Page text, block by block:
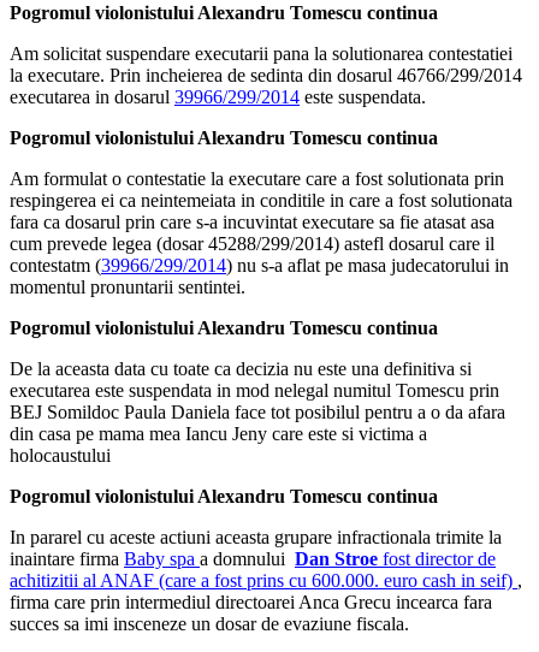
Pogromul violonistului Alexandru Tomescu continua
Am solicitat suspendare executarii pana la solutionarea contestatiei
la executare. Prin incheierea de sedinta din dosarul 46766/299/2014
executarea in dosarul 39966/299/2014 este suspendata.
Pogromul violonistului Alexandru Tomescu continua
Am formulat o contestatie la executare care a fost solutionata prin
respingerea ei ca neintemeiata in conditile in care a fost solutionata
fara ca dosarul prin care s-a incuvintat executare sa fie atasat asa
cum prevede legea (dosar 45288/299/2014) astefl dosarul care il
contestatm (39966/299/2014) nu s-a aflat pe masa judecatorului in
momentul pronuntarii sentintei.
Pogromul violonistului Alexandru Tomescu continua
De la aceasta data cu toate ca decizia nu este una definitiva si
executarea este suspendata in mod nelegal numitul Tomescu prin
BEJ Somildoc Paula Daniela face tot posibilul pentru a o da afara
din casa pe mama mea Iancu Jeny care este si victima a
holocaustului
Pogromul violonistului Alexandru Tomescu continua
In pararel cu aceste actiuni aceasta grupare infractionala trimite la
inaintare firma Baby spa a domnului Dan Stroe fost director de
achitizitii al ANAF (care a fost prins cu 600.000. euro cash in seif) ,
firma care prin intermediul directoarei Anca Grecu incearca fara
succes sa imi insceneze un dosar de evaziune fiscala.